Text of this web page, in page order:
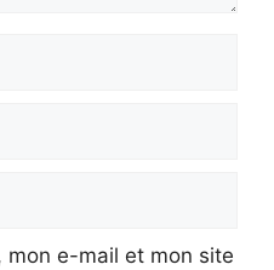
mon e-mail et mon site